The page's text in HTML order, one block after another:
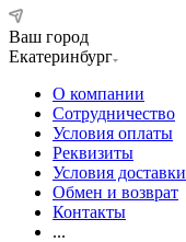
Ваш город
Екатеринбург
О компании
Сотрудничество
Условия оплаты
Реквизиты
Условия доставки
Обмен и возврат
Контакты
...